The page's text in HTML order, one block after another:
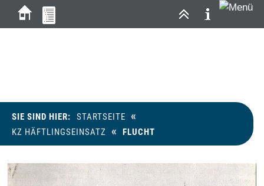
SIE SIND HIER: STARTSEITE «
KZ HÄFTLINGSEINSATZ « FLUCHT